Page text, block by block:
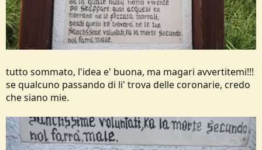
tutto sommato, l'idea e' buona, ma magari avvertitemi!!!
se qualcuno passando di li' trova delle coronarie, credo
che siano mie.